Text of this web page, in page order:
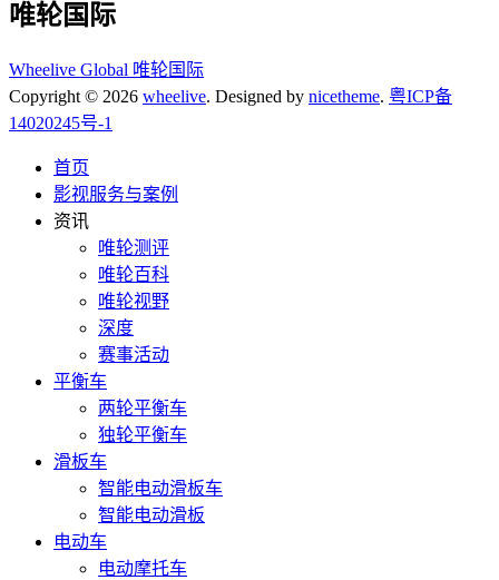
唯轮国际
Wheelive Global 唯轮国际
Copyright © 2026 wheelive. Designed by nicetheme. 粤ICP备
14020245号-1
首页
影视服务与案例
资讯
唯轮测评
唯轮百科
唯轮视野
深度
赛事活动
平衡车
两轮平衡车
独轮平衡车
滑板车
智能电动滑板车
智能电动滑板
电动车
电动摩托车